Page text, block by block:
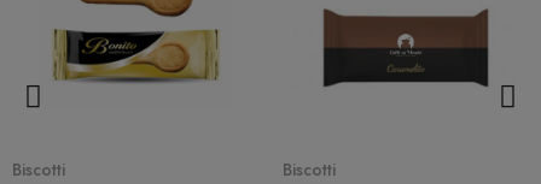
Biscotti Biscotti